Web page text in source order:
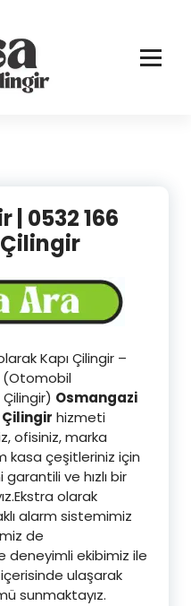
0532 166
Kapı Çilingir –
(Otomobil
Osmangazi
hizmeti
ofisiniz, marka
kasa çeşitleriniz için
ve hızlı bir
olarak
alarm sistemimiz
de
deneyimli ekibimiz ile
ulaşarak
sunmaktayız.